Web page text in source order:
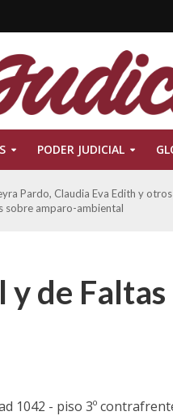
PODER JUDICIAL
Pardo, Claudia Eva Edith y
sobre amparo-ambiental
y de Faltas
1042 - piso 3º